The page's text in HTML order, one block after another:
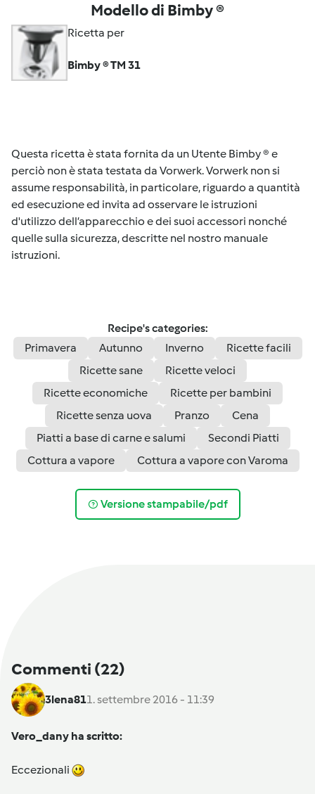
Modello di Bimby ®
Ricetta per
Bimby ® TM 31
Questa ricetta è stata fornita da un Utente Bimby ® e
perciò non è stata testata da Vorwerk. Vorwerk non si
assume responsabilità, in particolare, riguardo a quantità
ed esecuzione ed invita ad osservare le istruzioni
d'utilizzo dell’apparecchio e dei suoi accessori nonché
quelle sulla sicurezza, descritte nel nostro manuale
istruzioni.
Recipe's categories:
Primavera
Autunno Inverno
Ricette facili
Ricette sane
Ricette veloci
Ricette economiche
Ricette per bambini
Ricette senza uova
Pranzo
Cena
Piatti a base di carne e salumi
Secondi Piatti
Cottura a vapore
Cottura a vapore con Varoma
Versione stampabile/pdf
Commenti (22)
3lena811. settembre 2016 - 11:39
Vero_dany ha scritto:
Eccezionali